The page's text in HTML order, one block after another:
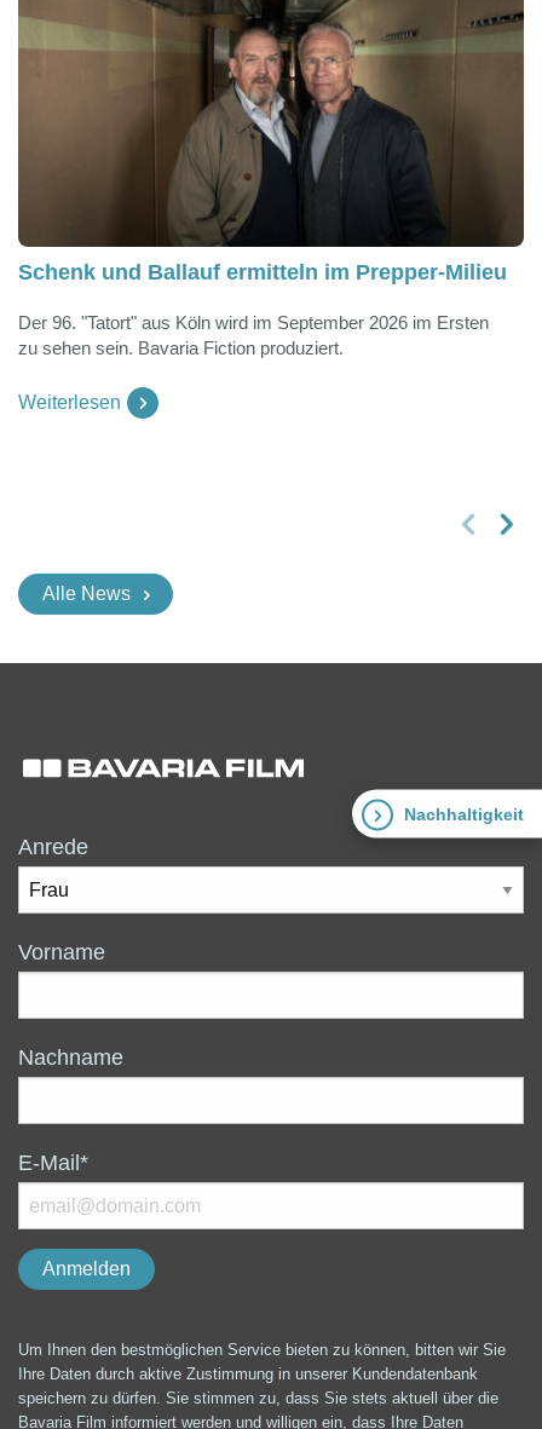
Schenk und Ballauf ermitteln im Prepper-Milieu
Der 96. "Tatort" aus Köln wird im September 2026 im Ersten
zu sehen sein. Bavaria Fiction produziert.
Weiterlesen
Alle News
Nachhaltigkeit
Anrede
Vorname
Nachname
E-Mail*
Um Ihnen den bestmöglichen Service bieten zu können, bitten wir Sie
Ihre Daten durch aktive Zustimmung in unserer Kundendatenbank
speichern zu dürfen. Sie stimmen zu, dass Sie stets aktuell über die
Bavaria Film informiert werden und willigen ein, dass Ihre Daten